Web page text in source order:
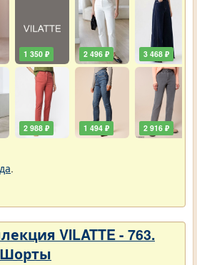
1 350 ₽
2 988 ₽
2 496 ₽
1 494 ₽
3 468 ₽
2 916 ₽
.
VILATTE - 763.